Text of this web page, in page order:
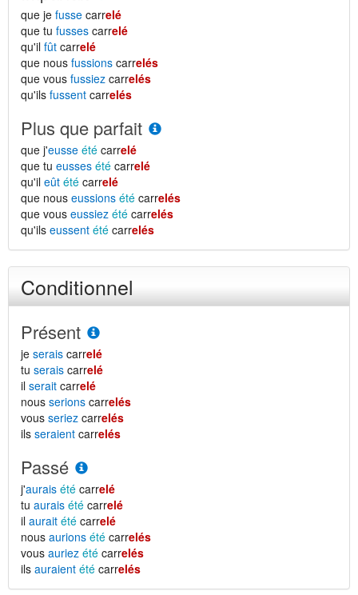
que je fusse carrelé
que tu fusses carrelé
qu'il fût carrelé
que nous fussions carrelés
que vous fussiez carrelés
qu'ils fussent carrelés
Plus que parfait
que j'eusse été carrelé
que tu eusses été carrelé
qu'il eût été carrelé
que nous eussions été carrelés
que vous eussiez été carrelés
qu'ils eussent été carrelés
Conditionnel
Présent
je serais carrelé
tu serais carrelé
il serait carrelé
nous serions carrelés
vous seriez carrelés
ils seraient carrelés
Passé
j'aurais été carrelé
tu aurais été carrelé
il aurait été carrelé
nous aurions été carrelés
vous auriez été carrelés
ils auraient été carrelés